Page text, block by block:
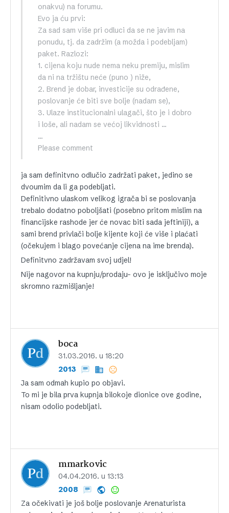
onakvu) na forumu.
Evo ja ću prvi:
Za sad sam više pri odluci da se ne javim na
ponudu, tj. da zadržim (a možda i podebljam)
paket. Razlozi:
1. cijena koju nude nema neku premiju, mislim
da ni na tržištu neće (puno ) niže,
2. Brend je dobar, investicije su odrađene,
poslovanje će biti sve bolje (nadam se),
3. Ulaze institucionalni ulagači, što je i dobro
i loše, ali nadam se većoj likvidnosti …
…
Please comment
ja sam definitvno odlučio zadržati paket, jedino se
dvoumim da li ga podebljati.
Definitivno ulaskom velikog igrača bi se poslovanja
trebalo dodatno poboljšati (posebno pritom mislim na
financijske rashode jer će novac biti sada jeftiniji), a
sami brend privlači bolje kijente koji će više i plaćati
(očekujem i blago povećanje cijena na ime brenda).
Definitvno zadržavam svoj udjel!
Nije nagovor na kupnju/prodaju- ovo je isključivo moje
skromno razmišljanje!
boca
31.03.2016. u 18:20
2013
Ja sam odmah kupio po objavi.
To mi je bila prva kupnja bilokoje dionice ove godine,
nisam odolio podebljati.
mmarkovic
04.04.2016. u 13:13
2008
Za očekivati je još bolje poslovanje Arenaturista